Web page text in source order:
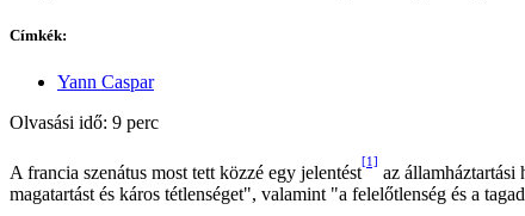
Címkék:
Yann Caspar
Olvasási idő: 9 perc
A francia szenátus most tett közzé egy jelentést
[1]
az
magatartást és káros tétlenséget", valamint "a felelőtlenség és a